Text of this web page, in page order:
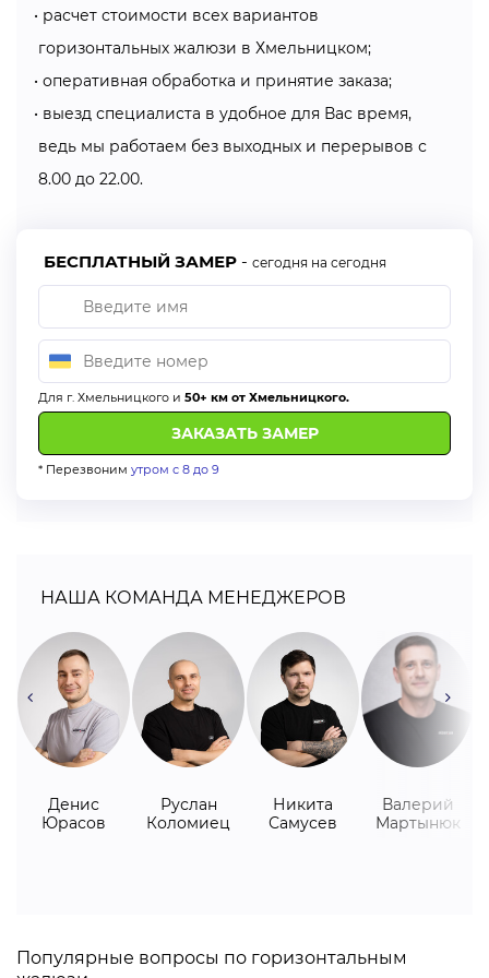
кронштейны, а затем в них вставляют карниз.
Монтаж горизонтальных жалюзи на пластиковые окна
можно производить со сверлением, без сверления (на
Монтаж — кропотливая и важная работа, поэтому
Хмельницком профессионально.
Как заказать горизонтальные жалюзи в
Хмельницком?
Вы можете воспользоваться услугой «Заказ не выходя
Это очень просто! Оставьте заявку в календаре
бесплатных измерений или позвоните по телефону.
БЕСПЛАТНЫЙ замер окон;
продемонстрируют фото готовых работ;
привезут все образцы материалов;
помогут подобрать оптимальное сочетание
материалов, что сделает окна неповторимыми и
уникальными.
Преимущества «АЛСЕР»:
оплата производится удобным для Вас способом;
расчет стоимости всех вариантов
горизонтальных жалюзи в Хмельницком;
оперативная обработка и принятие заказа;
выезд специалиста в удобное для Вас время,
ведь мы работаем без выходных и перерывов с
8.00 до 22.00.
БЕСПЛАТНЫЙ ЗАМЕР - сегодня на сегодня
Для г. Хмельницкого и 50+ км от Хмельницкого.
* Перезвоним утром с 8 до 9
НАША КОМАНДА МЕНЕДЖЕРОВ
Денис
Юрасов
Руслан
Коломиец
Никита
Самусев
Валерий
Мартынюк
Популярные вопросы по горизонтальным